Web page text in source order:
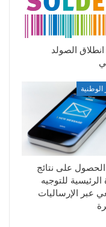
انطلاق الصولد
الوطنية
على نتائج
الرئيسية للتوجيه
عبر الإرساليات